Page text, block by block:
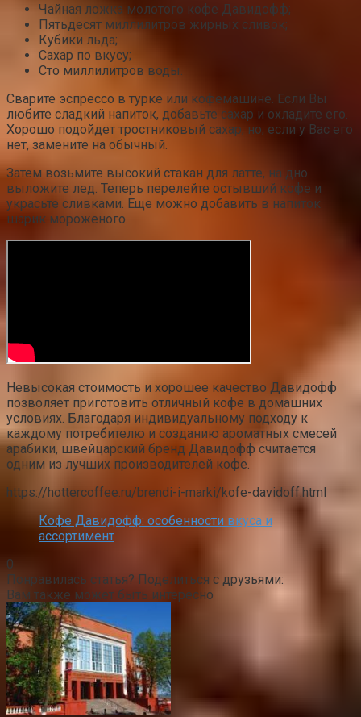
Чайная ложка молотого кофе Давидофф;
Пятьдесят миллилитров жирных сливок;
Кубики льда;
Сахар по вкусу;
Сто миллилитров воды.
Сварите эспрессо в турке или кофемашине. Если Вы
любите сладкий напиток, добавьте сахар и охладите его.
Хорошо подойдет тростниковый сахар, но, если у Вас его
нет, замените на обычный.
Затем возьмите высокий стакан для латте, на дно
выложите лед. Теперь перелейте остывший кофе и
украсьте сливками. Еще можно добавить в напиток
шарик мороженого.
Невысокая стоимость и хорошее качество Давидофф
позволяет приготовить отличный кофе в домашних
условиях. Благодаря индивидуальному подходу к
каждому потребителю и созданию ароматных смесей
арабики, швейцарский бренд Давидофф считается
одним из лучших производителей кофе.
https://hottercoffee.ru/brendi-i-marki/kofe-davidoff.html
Кофе Давидофф: особенности вкуса и
ассортимент
0
Понравилась статья? Поделиться с друзьями:
Вам также может быть интересно